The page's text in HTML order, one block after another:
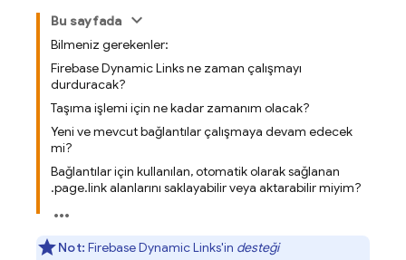
Bu sayfada
Bilmeniz gerekenler:
Firebase Dynamic Links ne zaman çalışmayı
durduracak?
Taşıma işlemi için ne kadar zamanım olacak?
Yeni ve mevcut bağlantılar çalışmaya devam edecek
mi?
Bağlantılar için kullanılan, otomatik olarak sağlanan
.page.link alanlarını saklayabilir veya aktarabilir miyim?
Not: Firebase Dynamic Links'in desteği